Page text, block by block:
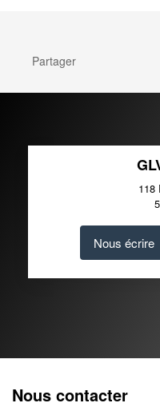
Partager
118
Nous écrire
Nous contacter